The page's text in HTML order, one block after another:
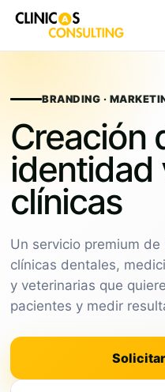
contentBRANDING ·
Creación
identidad
clínicas
Un servicio premium
clínicas dentales,
y veterinarias que
pacientes y medir